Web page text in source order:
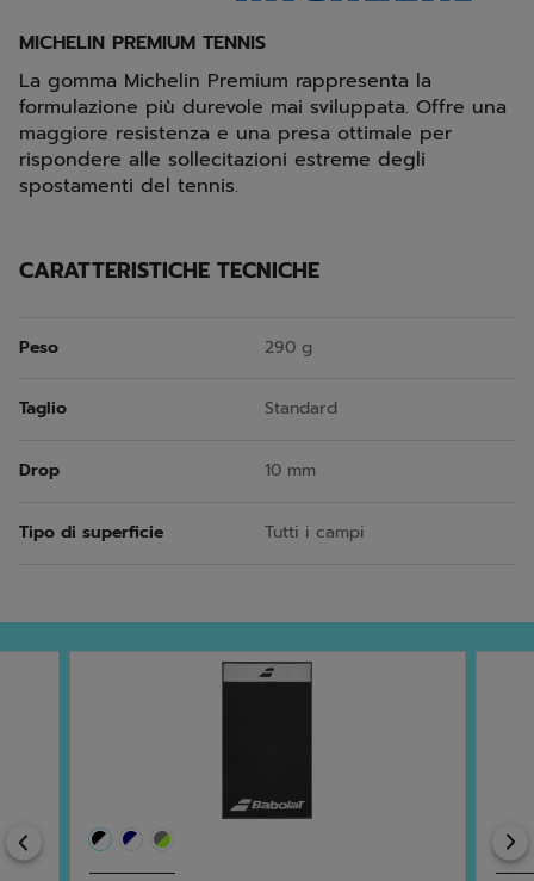
MICHELIN PREMIUM TENNIS
La gomma Michelin Premium rappresenta la
formulazione più durevole mai sviluppata. Offre una
maggiore resistenza e una presa ottimale per
rispondere alle sollecitazioni estreme degli
spostamenti del tennis.
CARATTERISTICHE TECNICHE
Peso 290 g
Taglio Standard
Drop 10 mm
Tipo di superficie Tutti i campi
Previous